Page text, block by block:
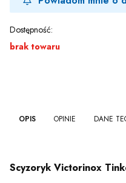
Dostępność:
brak towaru
OPIS OPINIE DANE
Scyzoryk Victorinox